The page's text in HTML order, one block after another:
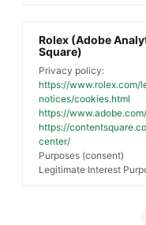
Rolex (Adobe
Square)
Privacy policy:
https://www.rolex.com/
notices/cookies.html
https://
https://
center/
Purposes (consent)
Legitimate Interest